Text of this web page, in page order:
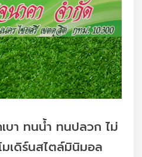
บา ทนน้ำ ทนปลวก ไม่
มเดิร์นสไตล์มินิมอล